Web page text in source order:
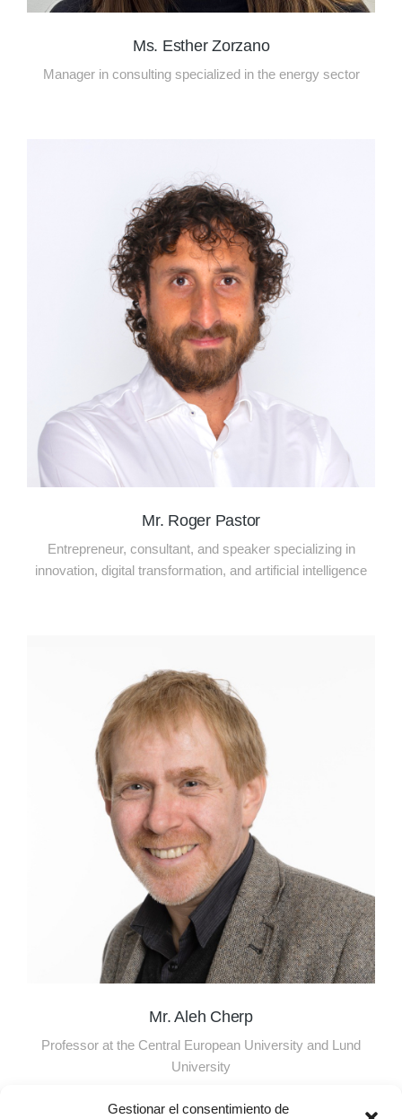
Gestionar el consentimiento de
Ms. Esther Zorzano
Manager in consulting specialized in the energy sector
Mr. Roger Pastor
Entrepreneur, consultant, and speaker specializing in
innovation, digital transformation, and artificial intelligence
Mr. Aleh Cherp
Professor at the Central European University and Lund
University